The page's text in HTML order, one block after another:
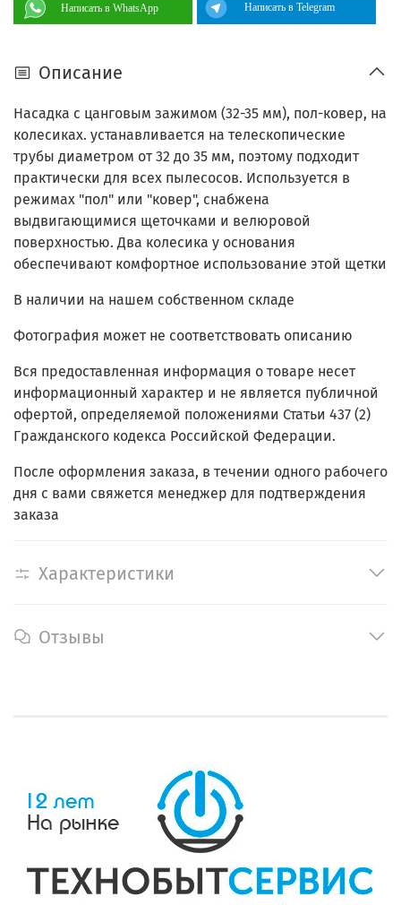
Написать в WhatsApp Написать в Telegram
Описание
Насадка с цанговым зажимом (32-35 мм), пол-ковер, на
колесиках. устанавливается на телескопические
трубы диаметром от 32 до 35 мм, поэтому подходит
практически для всех пылесосов. Используется в
режимах "пол" или "ковер", снабжена
выдвигающимися щеточками и велюровой
поверхностью. Два колесика у основания
обеспечивают комфортное использование этой щетки
В наличии на нашем собственном складе
Фотография может не соответствовать описанию
Вся предоставленная информация о товаре несет
информационный характер и не является публичной
офертой, определяемой положениями Статьи 437 (2)
Гражданского кодекса Российской Федерации.
После оформления заказа, в течении одного рабочего
дня с вами свяжется менеджер для подтверждения
заказа
Характеристики
Отзывы